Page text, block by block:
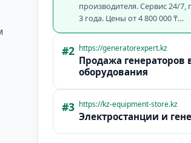
производителя. Сервис 24/7,
3 года. Цены от 4 800 000 ₸…
#2 https://generatorexpert.kz
Продажа генераторов
оборудования
#3 https://kz-equipment-store.kz
Электростанции и